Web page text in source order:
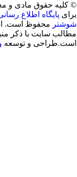
© کلیه حقوق مادی و
برای پایگاه اطلاع
شوشتر محفوظ است.
مطالب سایت با ذکر
است.طراحی و توسعه